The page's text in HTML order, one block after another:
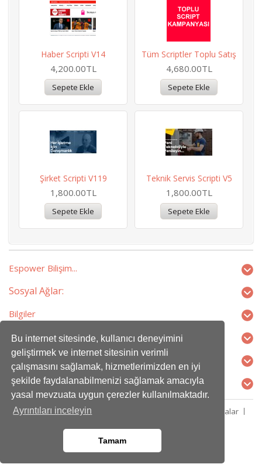
Bu internet sitesinde, kullanıcı deneyimini
geliştirmek ve internet sitesinin verimli
çalışmasını sağlamak, hizmetlerimizden en iyi
şekilde faydalanabilmenizi sağlamak amacıyla
yasal mevzuata uygun çerezler kullanılmaktadır.
Ayrıntıları inceleyin
Tamam
Haber Scripti V14
4,200.00TL
Tüm Scriptler Toplu Satış
4,680.00TL
Şirket Scripti V119
1,800.00TL
Teknik Servis Scripti V5
1,800.00TL
Espower Bilişim...
Sosyal Ağlar:
Bilgiler
Ekstralar
Profilim
İletişim
Kampanyalar Ortaklık Programı
Markalar
Espower Bilişim © 2026